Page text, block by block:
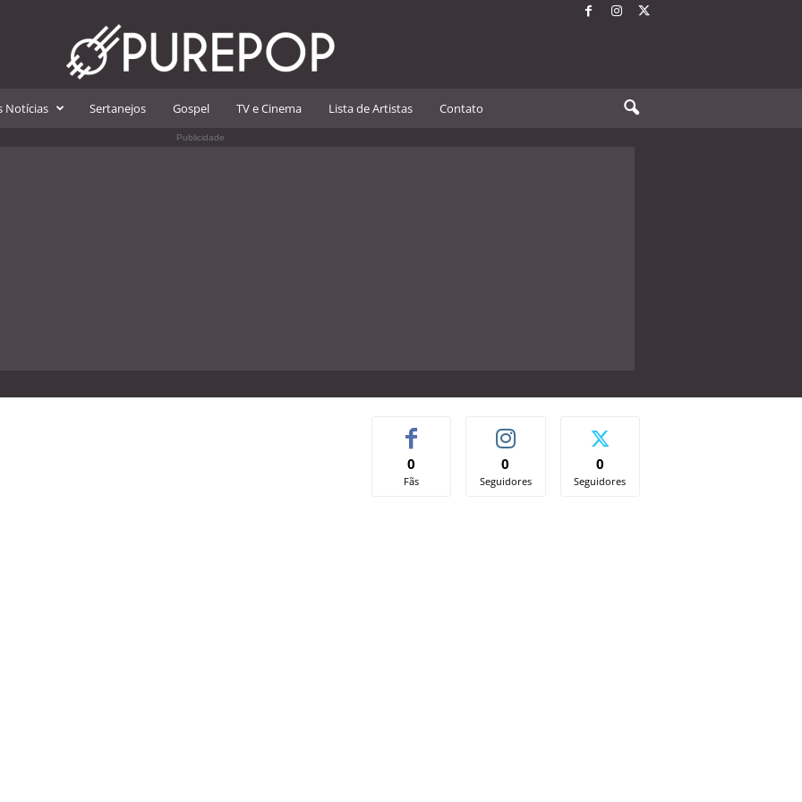
Notícias Sertanejos Gospel TV e Cinema Lista de Artistas Contato
Publicidade
0
Fãs
0
Seguidores
0
Seguidores